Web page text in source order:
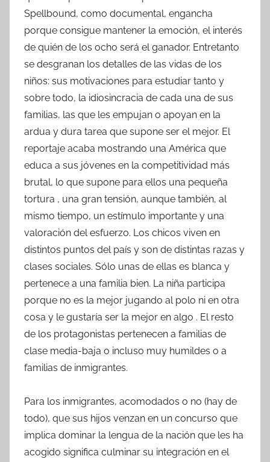
Spellbound, como documental, engancha
porque consigue mantener la emoción, el interés
de quién de los ocho será el ganador. Entretanto
se desgranan los detalles de las vidas de los
niños: sus motivaciones para estudiar tanto y
sobre todo, la idiosincracia de cada una de sus
familias, las que les empujan o apoyan en la
ardua y dura tarea que supone ser el mejor. El
reportaje acaba mostrando una América que
educa a sus jóvenes en la competitividad más
brutal, lo que supone para ellos una pequeña
tortura , una gran tensión, aunque también, al
mismo tiempo, un estímulo importante y una
valoración del esfuerzo. Los chicos viven en
distintos puntos del país y son de distintas razas y
clases sociales. Sólo unas de ellas es blanca y
pertenece a una familia bien. La niña participa
porque no es la mejor jugando al polo ni en otra
cosa y le gustaría ser la mejor en algo . El resto
de los protagonistas pertenecen a familias de
clase media-baja o incluso muy humildes o a
familias de inmigrantes.
Para los inmigrantes, acomodados o no (hay de
todo), que sus hijos venzan en un concurso que
implica dominar la lengua de la nación que les ha
acogido significa culminar su integración en el